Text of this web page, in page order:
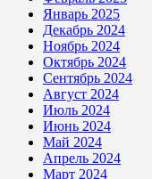
Январь 2025
Декабрь 2024
Ноябрь 2024
Октябрь 2024
Сентябрь 2024
Август 2024
Июль 2024
Июнь 2024
Май 2024
Апрель 2024
Март 2024